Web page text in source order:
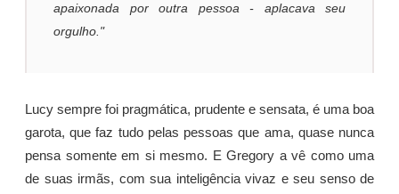
apaixonada por outra pessoa - aplacava seu
orgulho."
Lucy sempre foi pragmática, prudente e sensata, é uma boa
garota, que faz tudo pelas pessoas que ama, quase nunca
pensa somente em si mesmo. E Gregory a vê como uma
de suas irmãs, com sua inteligência vivaz e seu senso de